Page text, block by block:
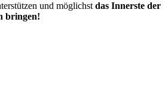
und möglichst das Innerste der
bringen!